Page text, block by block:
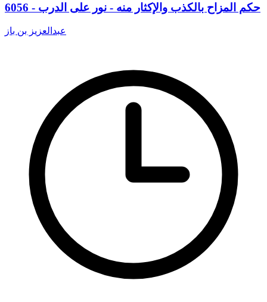
6056 - حكم المزاح بالكذب والإكثار منه - نور على الدرب
عبدالعزيز بن باز